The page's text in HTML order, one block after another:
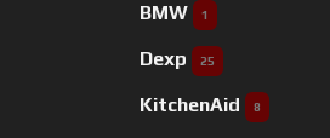
BMW 1
Dexp 25
KitchenAid 8